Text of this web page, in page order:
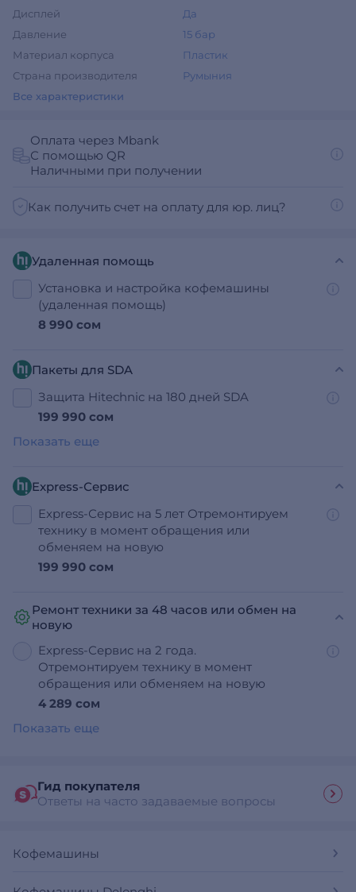
Дисплей
Да
Давление
15 бар
Материал корпуса
Пластик
Страна производителя
Румыния
Все характеристики
Оплата через Mbank
С помощью QR
Наличными при получении
Как получить счет на оплату для юр. лиц?
Удаленная помощь
Установка и настройка кофемашины
(удаленная помощь)
8 990 сом
Пакеты для SDA
Защита Hitechnic на 180 дней SDA
199 990 сом
Показать еще
Express-Сервис
Express-Сервис на 5 лет Отремонтируем
технику в момент обращения или
обменяем на новую
199 990 сом
Ремонт техники за 48 часов или обмен на
новую
Express-Сервис на 2 года.
Отремонтируем технику в момент
обращения или обменяем на новую
4 289 сом
Показать еще
Гид покупателя
Ответы на часто задаваемые вопросы
Кофемашины